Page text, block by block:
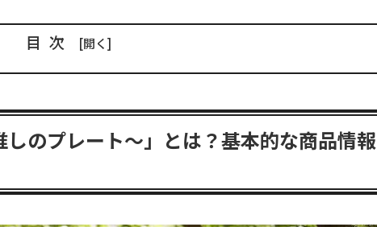
目次
しのプレート〜」とは？基本的な商品情報